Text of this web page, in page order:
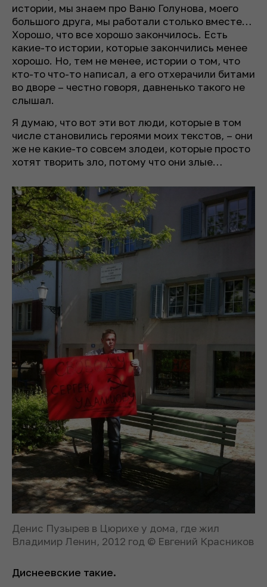
истории, мы знаем про Ваню Голунова, моего
большого друга, мы работали столько вместе…
Хорошо, что все хорошо закончилось. Есть
какие-то истории, которые закончились менее
хорошо. Но, тем не менее, истории о том, что
кто-то что-то написал, а его отхерачили битами
во дворе – честно говоря, давненько такого не
слышал.
Я думаю, что вот эти вот люди, которые в том
числе становились героями моих текстов, – они
же не какие-то совсем злодеи, которые просто
хотят творить зло, потому что они злые…
Денис Пузырев в Цюрихе у дома, где жил
Владимир Ленин, 2012 год © Евгений Красников
Диснеевские такие.